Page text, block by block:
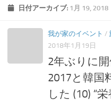
日付アーカイブ: 1月 19, 2018
我が家のイベント /
2018年1月19日
2年ぶりに開
2017と韓国
した (10) “